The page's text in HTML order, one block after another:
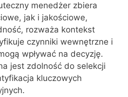
menedżer zbiera
jak i jakościowe,
rozważa kontekst
czynniki wewnętrzne i
wpływać na decyzję.
jest zdolność do selekcji
kluczowych